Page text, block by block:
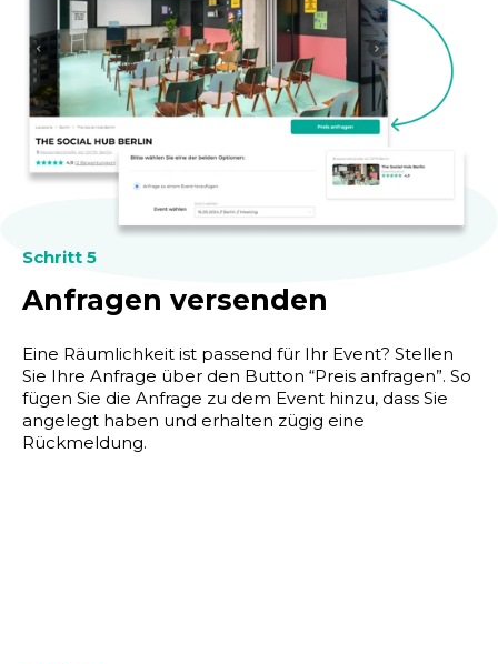
Schritt 5
Anfragen versenden
Eine Räumlichkeit ist passend für Ihr Event? Stellen
Sie Ihre Anfrage über den Button “Preis anfragen”. So
fügen Sie die Anfrage zu dem Event hinzu, dass Sie
angelegt haben und erhalten zügig eine
Rückmeldung.